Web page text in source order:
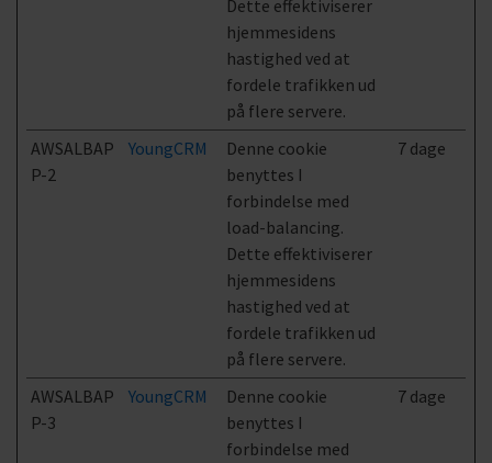
Dette effektiviserer
hjemmesidens
hastighed ved at
fordele trafikken ud
på flere servere.
AWSALBAP
P-2
YoungCRM
Denne cookie
benyttes I
forbindelse med
load-balancing.
Dette effektiviserer
hjemmesidens
hastighed ved at
fordele trafikken ud
på flere servere.
7 dage
AWSALBAP
P-3
YoungCRM
Denne cookie
benyttes I
forbindelse med
7 dage